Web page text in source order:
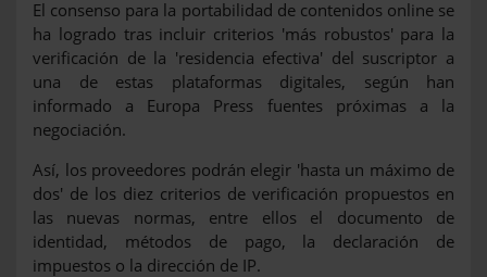
El consenso para la portabilidad de contenidos online se
ha logrado tras incluir criterios 'más robustos' para la
verificación de la 'residencia efectiva' del suscriptor a
una de estas plataformas digitales, según han
informado a Europa Press fuentes próximas a la
negociación.
Así, los proveedores podrán elegir 'hasta un máximo de
dos' de los diez criterios de verificación propuestos en
las nuevas normas, entre ellos el documento de
identidad, métodos de pago, la declaración de
impuestos o la dirección de IP.